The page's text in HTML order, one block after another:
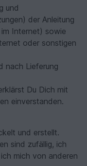
und
der Anleitung
Internet) sowie
oder sonstigen
nach Lieferung
Du Dich mit
einverstanden.
und erstellt.
sind zufällig, ich
mich von anderen